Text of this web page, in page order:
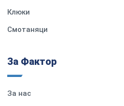
Клюки
Смотаняци
За Фактор
За нас